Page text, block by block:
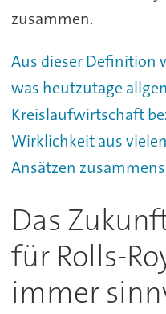
zusammen.
Aus dieser Definition
was heutzutage
Kreislaufwirtschaft
Wirklichkeit aus
Ansätzen
Das
für Rolls-
immer